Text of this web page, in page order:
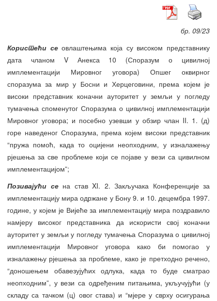
бр. 09/23
Користећи сеовлаштењима која су високом представнику
дата чланом V Анекса 10 (Споразум о цивилној
имплементацији Мировног уговора) Опшег оквирног
споразума за мир у Босни и Херцеговини, према којем је
високи представник коначни ауторитет у земљи у погледу
тумачења споменутог Споразума о цивилној имплементацији
Мировног уговора; и посебно узевши у обзир члан II. 1. (д)
горе наведеног Споразума, према којем високи представник
“пружа помоћ, када то оцијени неопходним, у изналажењу
рјешења за све проблеме који се појаве у вези са цивилном
имплементацијом”;
Позивајући сена став XI. 2. Закључака Конференције за
имплементацију мира одржане у Бону 9. и 10. децембра 1997.
године, у којем је Вијеће за имплементацију мира поздравило
намјеру високог представника да искористи свој коначни
ауторитет у земљи у погледу тумачења Споразума о цивилној
имплементацији Мировног уговора како би помогао у
изналажењу рјешења за проблеме, како је претходно речено,
“доношењем обавезујућих одлука, када то буде сматрао
неопходним”, у вези са одређеним питањима, укључујући (у
складу са тачком (ц) овог става) и “мјере у сврху осигурања